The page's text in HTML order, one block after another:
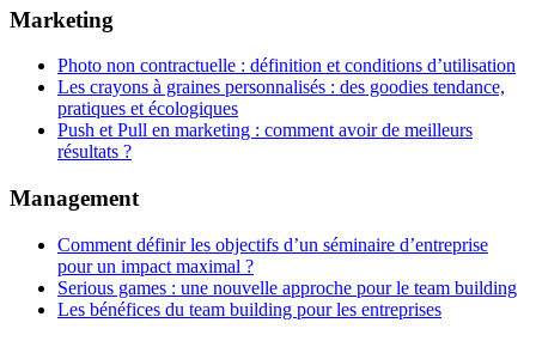
Marketing
Photo non contractuelle : définition et conditions d’utilisation
Les crayons à graines personnalisés : des goodies tendance,
pratiques et écologiques
Push et Pull en marketing : comment avoir de meilleurs
résultats ?
Management
Comment définir les objectifs d’un séminaire d’entreprise
pour un impact maximal ?
Serious games : une nouvelle approche pour le team building
Les bénéfices du team building pour les entreprises